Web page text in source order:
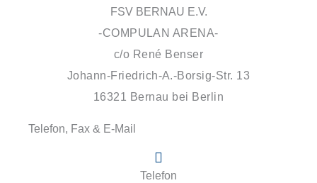
FSV BERNAU E.V.
-COMPULAN ARENA-
c/o René Benser
Johann-Friedrich-A.-Borsig-Str. 13
16321 Bernau bei Berlin
Telefon, Fax & E-Mail
Telefon